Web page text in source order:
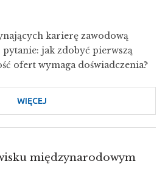
karierę zawodową
pytanie: jak zdobyć pierwszą
ofert wymaga doświadczenia?
WIĘCEJ
MENTORING:
PIERWSZA
BEZ
międzynarodowym